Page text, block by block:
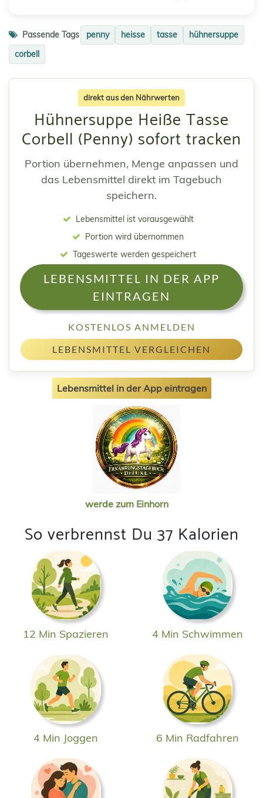
Passende Tags penny heisse tasse
hühnersuppe
corbell
direkt aus den Nährwerten
Hühnersuppe Heiße Tasse
Corbell (Penny) sofort tracken
Portion übernehmen, Menge anpassen und
das Lebensmittel direkt im Tagebuch
speichern.
Lebensmittel ist vorausgewählt
Portion wird übernommen
Tageswerte werden gespeichert
LEBENSMITTEL IN DER APP
EINTRAGEN
KOSTENLOS ANMELDEN
LEBENSMITTEL VERGLEICHEN
Lebensmittel in der App eintragen
werde zum Einhorn
So verbrennst Du 37 Kalorien
12 Min Spazieren 4 Min Schwimmen
4 Min Joggen 6 Min Radfahren